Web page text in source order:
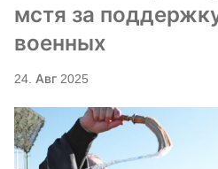
мстя за
военных
24. Авг 2025